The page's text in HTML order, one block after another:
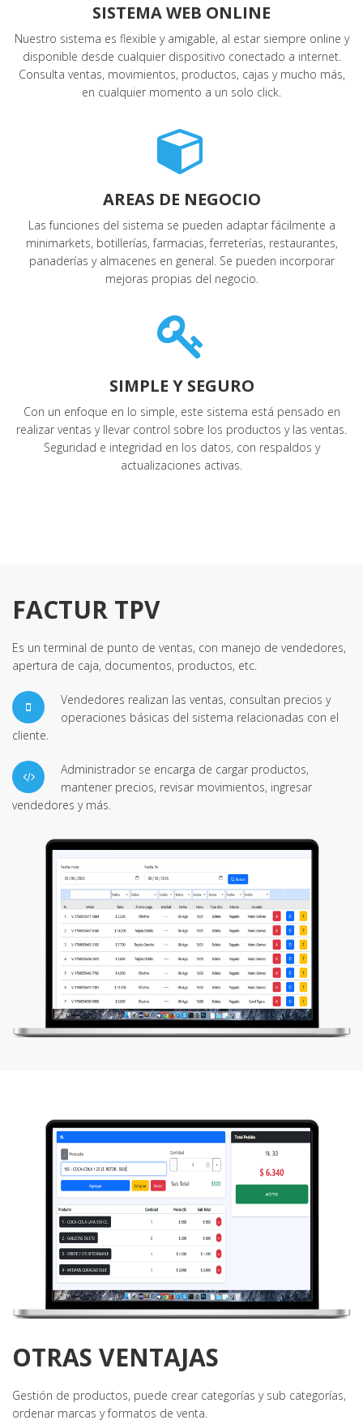
SISTEMA WEB ONLINE
Nuestro sistema es flexible y amigable, al estar siempre online y
disponible desde cualquier dispositivo conectado a internet.
Consulta ventas, movimientos, productos, cajas y mucho más,
en cualquier momento a un solo click.
AREAS DE NEGOCIO
Las funciones del sistema se pueden adaptar fácilmente a
minimarkets, botillerías, farmacias, ferreterías, restaurantes,
panaderías y almacenes en general. Se pueden incorporar
mejoras propias del negocio.
SIMPLE Y SEGURO
Con un enfoque en lo simple, este sistema está pensado en
realizar ventas y llevar control sobre los productos y las ventas.
Seguridad e integridad en los datos, con respaldos y
actualizaciones activas.
FACTUR TPV
Es un terminal de punto de ventas, con manejo de vendedores,
apertura de caja, documentos, productos, etc.
Vendedores realizan las ventas, consultan precios y
operaciones básicas del sistema relacionadas con el
cliente.
Administrador se encarga de cargar productos,
mantener precios, revisar movimientos, ingresar
vendedores y más.
OTRAS VENTAJAS
Gestión de productos, puede crear categorías y sub categorías,
ordenar marcas y formatos de venta.